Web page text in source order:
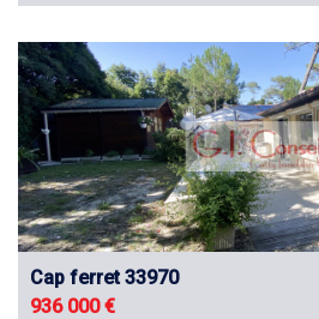
Cap ferret 33970
936 000 €